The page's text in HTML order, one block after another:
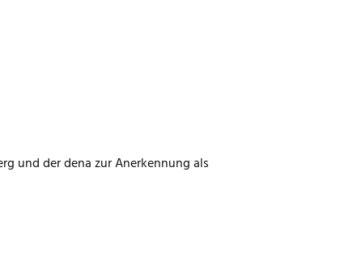
und der dena zur Anerkennung als